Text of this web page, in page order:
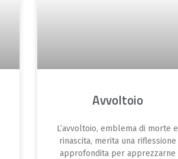
Avvoltoio
L’avvoltoio, emblema di morte e
rinascita, merita una riflessione
approfondita per apprezzarne